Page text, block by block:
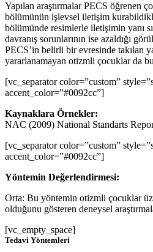
Yapılan araştırmalar PECS öğrenen
bölümünün işlevsel iletişim
bölümünde resimlerle iletişimin yanı
davranış sorunlarının ise azaldığı
PECS’in belirli bir evresinde takılan
yararlanamayan otizmli çocuklar da
[vc_separator color=”custom”
accent_color=”#0092cc”]
Kaynaklara Örnekler:
NAC (2009) National Standarts
[vc_separator color=”custom”
accent_color=”#0092cc”]
Yöntemin Değerlendirmesi:
Orta: Bu yöntemin otizmli çocuklar
olduğunu gösteren deneysel
[vc_empty_space]
Tedavi Yöntemleri